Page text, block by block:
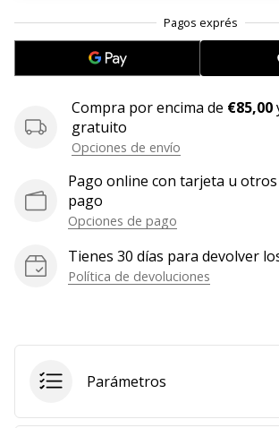
¡Te
queremos
Mostrar
todos
Compra por encima de €85,00
gratuito
Opciones de envío
Pago online con tarjeta u
pago
Opciones de pago
Tienes 30 días para devolver
Política de devoluciones
Parámetros